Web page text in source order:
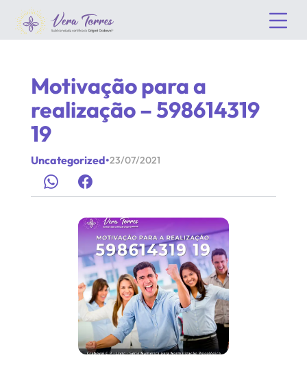
Motivação para a
realização – 598614319
19
Uncategorized•23/07/2021